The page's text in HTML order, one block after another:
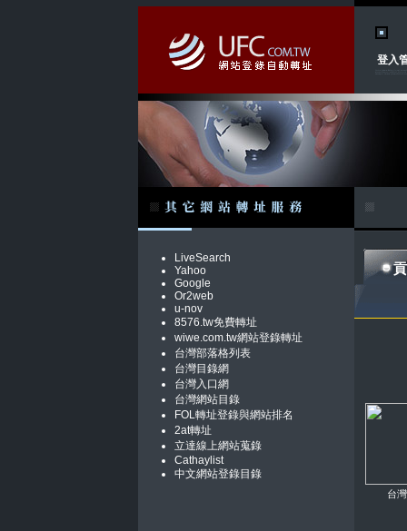
登入
LiveSearch
Yahoo
Google
Or2web
u-nov
8576.tw免費轉址
wiwe.com.tw網站登錄轉址
台灣部落格列表
台灣目錄網
台灣入口網
台灣網站目錄
FOL轉址登錄與網站排名
2at轉址
立達線上網站蒐錄
Cathaylist
中文網站登錄目錄
台